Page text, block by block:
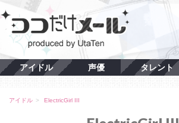
アイドル 声優 タレント
アイドル ElectricGirl III